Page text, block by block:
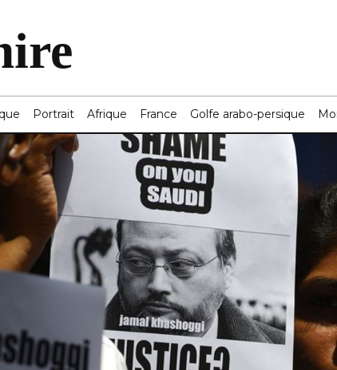
Portrait Afrique France Golfe arabo-persique